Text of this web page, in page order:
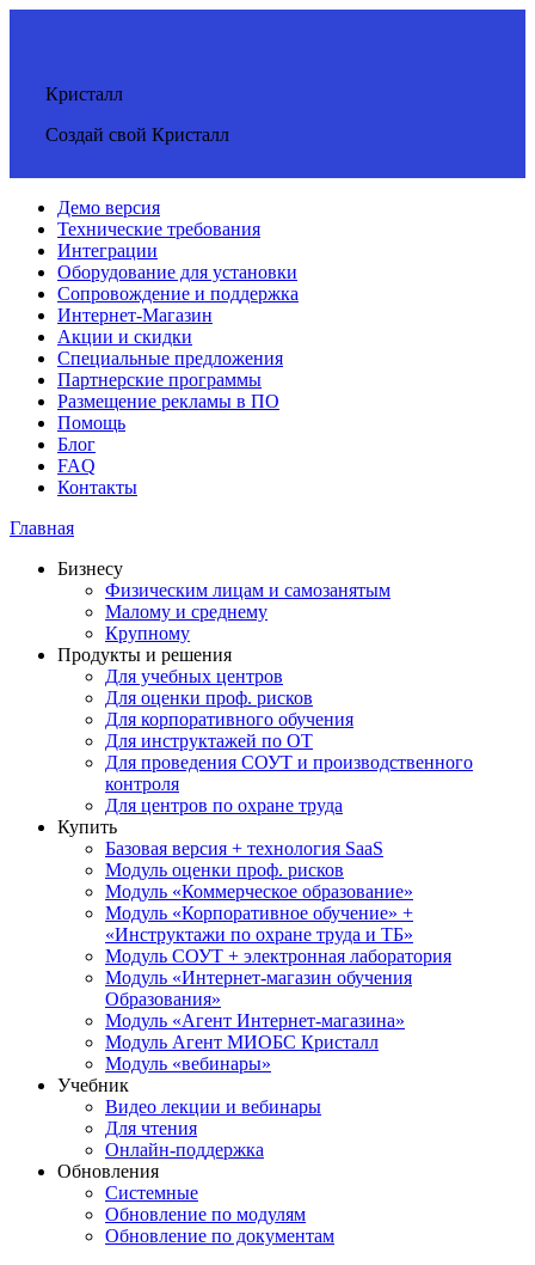
Кристалл
Создай свой Кристалл
Демо версия
Технические требования
Интеграции
Оборудование для установки
Сопровождение и поддержка
Интернет-Магазин
Акции и скидки
Специальные предложения
Партнерские программы
Размещение рекламы в ПО
Помощь
Блог
FAQ
Контакты
Главная
Бизнесу
Физическим лицам и самозанятым
Малому и среднему
Крупному
Продукты и решения
Для учебных центров
Для оценки проф. рисков
Для корпоративного обучения
Для инструктажей по ОТ
Для проведения СОУТ и производственного
контроля
Для центров по охране труда
Купить
Базовая версия + технология SaaS
Модуль оценки проф. рисков
Модуль «Коммерческое образование»
Модуль «Корпоративное обучение» +
«Инструктажи по охране труда и ТБ»
Модуль СОУТ + электронная лаборатория
Модуль «Интернет-магазин обучения
Образования»
Модуль «Агент Интернет-магазина»
Модуль Агент МИОБС Кристалл
Модуль «вебинары»
Учебник
Видео лекции и вебинары
Для чтения
Онлайн-поддержка
Обновления
Системные
Обновление по модулям
Обновление по документам